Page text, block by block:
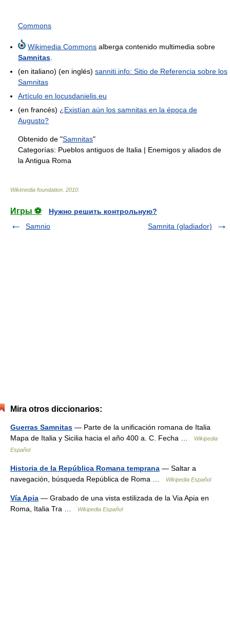
Commons
Wikimedia Commons alberga contenido multimedia sobre
Samnitas.
(en italiano) (en inglés) sanniti.info: Sitio de Referencia sobre los
Samnitas
Artículo en locusdanielis.eu
(en francés) ¿Existían aún los samnitas en la época de
Augusto?
Obtenido de "Samnitas"
Categorías: Pueblos antiguos de Italia | Enemigos y aliados de
la Antigua Roma
Wikimedia foundation 2010
Игры ⚽
Нужно решить контрольную?
Samnio
Samnita (gladiador)
Mira otros diccionarios:
Guerras Samnitas — Parte de la unificación romana de Italia
Mapa de Italia y Sicilia hacia el año 400 a. C. Fecha …
Wikipedia
Español
Historia de la República Romana temprana — Saltar a
navegación, búsqueda República de Roma …
Wikipedia Español
Vía Apia — Grabado de una vista estilizada de la Via Apia en
Roma, Italia Tra …
Wikipedia Español